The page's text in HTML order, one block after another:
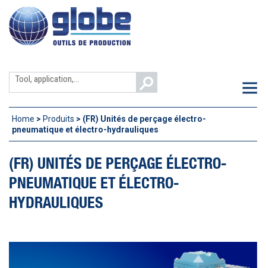
content
Search
Home > Produits > (FR) Unités de perçage électro-
pneumatique et électro-hydrauliques
(FR) UNITÉS DE PERÇAGE ÉLECTRO-
PNEUMATIQUE ET ÉLECTRO-
HYDRAULIQUES